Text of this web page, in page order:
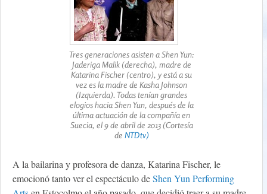
Tres generaciones asisten a Shen Yun:
Jaderiga Malik (derecha), madre de
Katarina Fischer (centro), y está a su
vez es la madre de Kasha Johnson
(Izquierda). Todas tenían grandes
elogios hacia Shen Yun, después de la
última actuación de la compañía en
Suecia, el 9 de abril de 2013 (Cortesía
de NTDtv)
A la bailarina y profesora de danza, Katarina Fischer, le
emocionó tanto ver el espectáculo deShen Yun Performing